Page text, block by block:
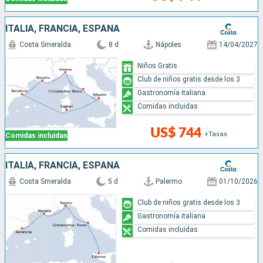
ITALIA, FRANCIA, ESPAÑA
Comidas incluidas
Costa Smeralda 8 d Nápoles 14/04/2027
US$ 744 +Tasas
Niños Gratis
Club de niños gratis desde los 3
Gastronomía italiana
Comidas incluidas
ITALIA, FRANCIA, ESPAÑA
Costa Smeralda 5 d Palermo 01/10/2026
Club de niños gratis desde los 3
Gastronomía italiana
Comidas incluidas